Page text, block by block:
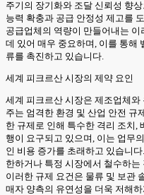
주기의 장기화와 조달 신뢰성 향
능력 확충과 공급 안정성 제고를
공급업체의 역량이 만들어내는
데 있어 매우 중요하며, 이를 통해
류를 촉진하고 있습니다.
세계 피크르산 시장의 제약 요인
세계 피크르산 시장은 제조업체
주는 엄격한 환경 및 산업 안전 규
한 규제로 인해 특수한 격리 조치,
행이 요구되고 있으며, 이는 업무
인 비용 증가를 초래하고 있습니
한하거나 특정 시장에서 철수하
이러한 규제 요건은 물류 및 보관
매자 양측의 유연성을 더욱 저해